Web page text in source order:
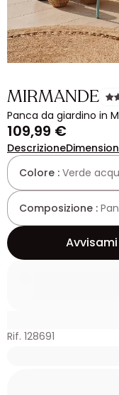
MIRMANDE
Panca da giardino in
109,99 €
Descrizione
Colore : Verde
Composizione :
Rif. 128691